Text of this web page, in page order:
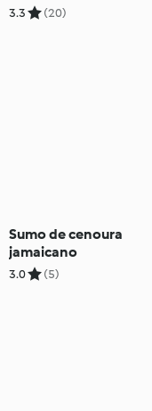
3.3 (20)
Sumo de cenoura
jamaicano
3.0 (5)